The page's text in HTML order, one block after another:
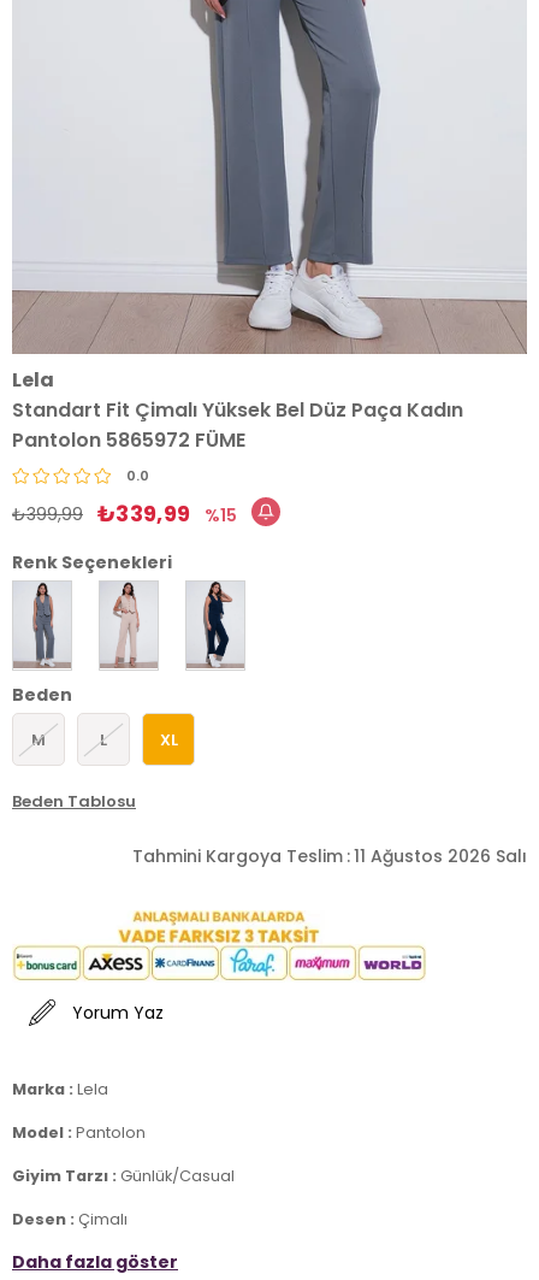
Lela
Standart Fit Çimalı Yüksek Bel Düz Paça Kadın
Pantolon 5865972 FÜME
0.0
₺399,99 ₺339,99
15
Renk Seçenekleri
Beden
M L XL
Beden Tablosu
Tahmini Kargoya Teslim :11 Ağustos 2026 Salı
Yorum Yaz
Marka : Lela
Model : Pantolon
Giyim Tarzı : Günlük/Casual
Desen : Çimalı
Materyal :% 95 Polyester % 5 Elastan
Daha fazla göster